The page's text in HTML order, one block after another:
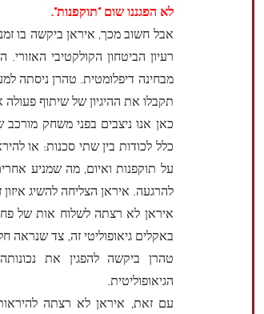
לא הפגננו שום "תוקפנות".
אבל חשוב מכך, איראן ביקשה בו
רעיון הביטחון הקולקטיבי
מבחינה דיפלומטית. טהרן ניסתה
תקבלו את ההיגיון של שיתוף פעולה
כאן אנו ניצבים בפני משחק
כלל לכודות בין שתי סכנות: או
על תוקפנות ואיום, מה שמניע
להרגעה. איראן הצליחה להשיג
איראן לא רצתה לשלוח אות של
באקלים גיאופוליטי זה, צד שנראה
טהרן ביקשה להפגין את
הגיאופוליטית.
עם זאת, איראן לא רצתה